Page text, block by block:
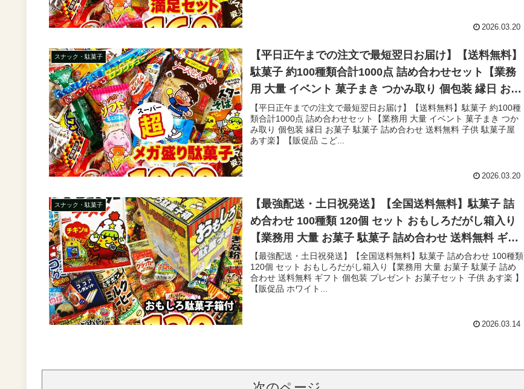
2026.03.20
スナック・駄菓子
【平日正午までの注文で最短翌日お届け】【送料無料】
駄菓子 約100種類合計1000点 詰め合わせセット【業務
用 大量 イベント 菓子まき つかみ取り 個包装 縁日 お菓
子 駄菓子 詰め合わせ 送料無料 子供 駄菓子屋 あす楽】
【販促品 こどもの日 景品 お菓子 駄菓子】
【平日正午までの注文で最短翌日お届け】【送料無料】駄菓子 約100種
類合計1000点 詰め合わせセット【業務用 大量 イベント 菓子まき つか
み取り 個包装 縁日 お菓子 駄菓子 詰め合わせ 送料無料 子供 駄菓子屋
あす楽】【販促品 こど...
2026.03.20
スナック・駄菓子
【最強配送・土日祝発送】【全国送料無料】駄菓子 詰
め合わせ 100種類 120個 セット おもしろだがし箱入り
【業務用 大量 お菓子 駄菓子 詰め合わせ 送料無料 ギフ
ト 個包装 プレゼント お菓子セット 子供 あす楽 】【販
促品 ホワイトデー 景品 お菓子 駄菓子 】
【最強配送・土日祝発送】【全国送料無料】駄菓子 詰め合わせ 100種類
120個 セット おもしろだがし箱入り【業務用 大量 お菓子 駄菓子 詰め
合わせ 送料無料 ギフト 個包装 プレゼント お菓子セット 子供 あす楽 】
【販促品 ホワイト...
2026.03.14